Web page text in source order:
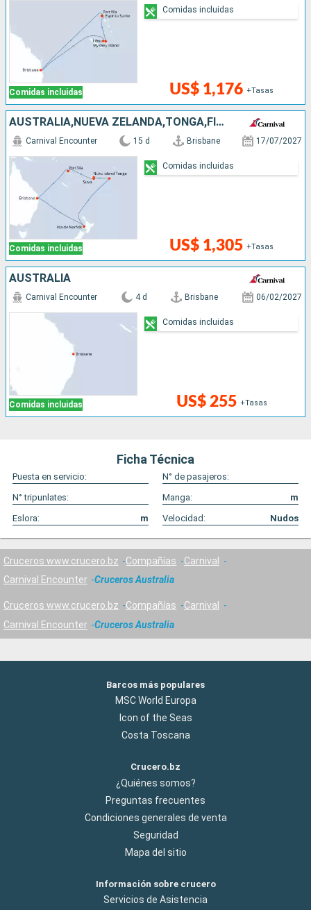
Comidas incluidas US$ 1,176 +Tasas
Comidas incluidas
AUSTRALIA,NUEVA ZELANDA,TONGA,FIDJI (ISLAS),VANUATU
Comidas incluidas
Carnival Encounter 15 d Brisbane 17/07/2027
US$ 1,305 +Tasas
Comidas incluidas
AUSTRALIA
Comidas incluidas
Carnival Encounter 4 d Brisbane 06/02/2027
US$ 255 +Tasas
Comidas incluidas
Ficha Técnica
Puesta en servicio:
N° de pasajeros:
N° tripunlates:
Manga:
m
Eslora:
m Velocidad: Nudos
Cruceros www.crucero.bz Compañías
Carnival
Carnival Encounter
Cruceros Australia
Cruceros www.crucero.bz Compañías
Carnival
Carnival Encounter
Cruceros Australia
Barcos más populares
MSC World Europa
Icon of the Seas
Costa Toscana
Crucero.bz
¿Quiénes somos?
Preguntas frecuentes
Condiciones generales de venta
Seguridad
Mapa del sitio
Información sobre crucero
Servicios de Asistencia